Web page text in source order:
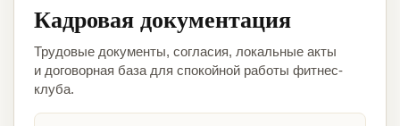
Кадровая документация
Трудовые документы, согласия, локальные акты
и договорная база для спокойной работы фитнес-
клуба.